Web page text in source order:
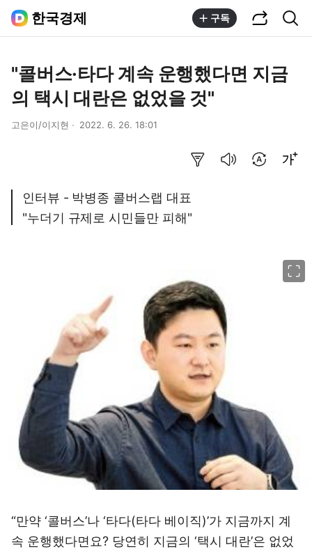
한국경제 구독
"콜버스·타다 계속 운행했다면 지금
의 택시 대란은 없었을 것"
고은이/이지현 2022. 6. 26. 18:01
인터뷰 - 박병종 콜버스랩 대표
"누더기 규제로 시민들만 피해"
“만약 ‘콜버스’나 ‘타다(타다 베이직)’가 지금까지 계
속 운행했다면요? 당연히 지금의 ‘택시 대란’은 없었